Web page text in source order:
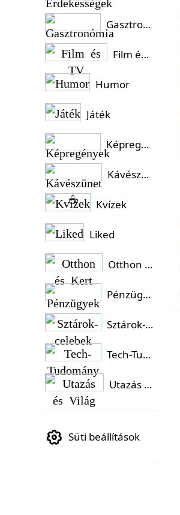
Gasztronómia
Film és TV
Humor
Játék
Képregények
Kávészünet ☕
Kvízek
Liked
Otthon és Kert
Pénzügyek
Sztárok-celebek
Tech-Tudomány
Utazás és Világ
Süti beállítások